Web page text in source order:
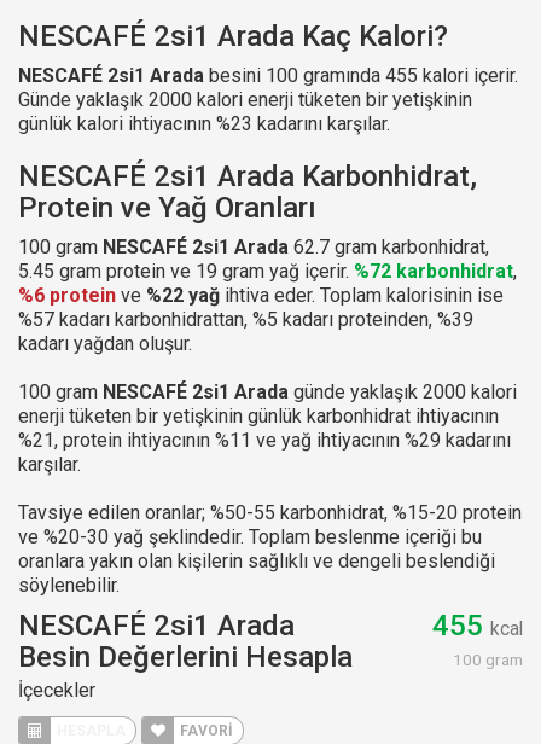
NESCAFÉ 2si1 Arada Kaç Kalori?
NESCAFÉ 2si1 Arada besini 100 gramında 455 kalori içerir.
Günde yaklaşık 2000 kalori enerji tüketen bir yetişkinin
günlük kalori ihtiyacının %23 kadarını karşılar.
NESCAFÉ 2si1 Arada Karbonhidrat,
Protein ve Yağ Oranları
100 gram NESCAFÉ 2si1 Arada 62.7 gram karbonhidrat,
5.45 gram protein ve 19 gram yağ içerir. %72 karbonhidrat,
%6 protein ve %22 yağ ihtiva eder. Toplam kalorisinin ise
%57 kadarı karbonhidrattan, %5 kadarı proteinden, %39
kadarı yağdan oluşur.
100 gram NESCAFÉ 2si1 Arada günde yaklaşık 2000 kalori
enerji tüketen bir yetişkinin günlük karbonhidrat ihtiyacının
%21, protein ihtiyacının %11 ve yağ ihtiyacının %29 kadarını
karşılar.
Tavsiye edilen oranlar; %50-55 karbonhidrat, %15-20 protein
ve %20-30 yağ şeklindedir. Toplam beslenme içeriği bu
oranlara yakın olan kişilerin sağlıklı ve dengeli beslendiği
söylenebilir.
NESCAFÉ 2si1 Arada
Besin Değerlerini Hesapla
İçecekler
FAVORİ
455 kcal
100 gram